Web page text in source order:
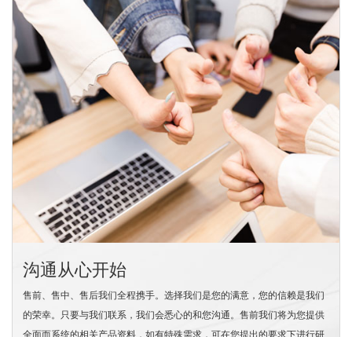
沟通从心开始
售前、售中、售后我们全程携手。选择我们是您的满意，您的信赖是我们
的荣幸。只要与我们联系，我们会悉心的和您沟通。售前我们将为您提供
全面而系统的相关产品资料，如有特殊需求，可在您提出的要求下进行研